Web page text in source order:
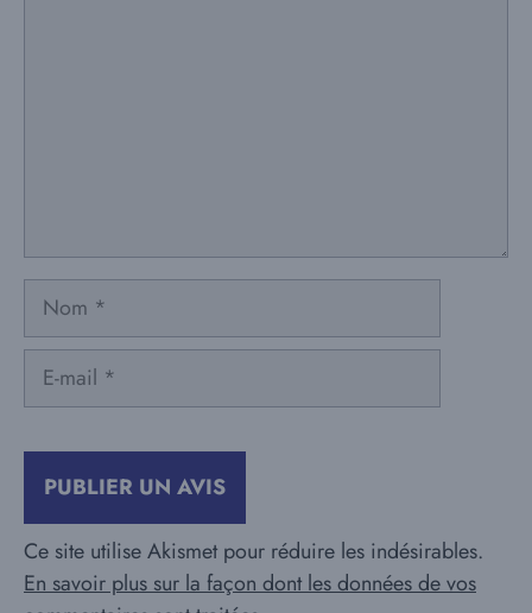
Nom
Ce site utilise Akismet pour réduire les indésirables.
En savoir plus sur la façon dont les données de vos